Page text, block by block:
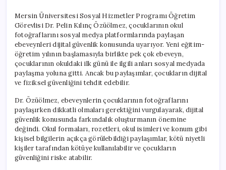
Paylaşırken
Dikkat!
için
Mersin Üniversitesi Sosyal Hizmetler Programı Öğretim
Görevlisi Dr. Pelin Kılınç Özüölmez, çocuklarının okul
fotoğraflarını sosyal medya platformlarında paylaşan
ebeveynleri dijital güvenlik konusunda uyarıyor. Yeni eğitim-
öğretim yılının başlamasıyla birlikte pek çok ebeveyn,
çocuklarının okuldaki ilk günü ile ilgili anları sosyal medyada
paylaşma yoluna gitti. Ancak bu paylaşımlar, çocukların dijital
ve fiziksel güvenliğini tehdit edebilir.
Dr. Özüölmez, ebeveynlerin çocuklarının fotoğraflarını
paylaşırken dikkatli olmaları gerektiğini vurgulayarak, dijital
güvenlik konusunda farkındalık oluşturmanın önemine
değindi. Okul formaları, rozetleri, okul isimleri ve konum gibi
kişisel bilgilerin açıkça görülebildiği paylaşımlar, kötü niyetli
kişiler tarafından kötüye kullanılabilir ve çocukların
güvenliğini riske atabilir.